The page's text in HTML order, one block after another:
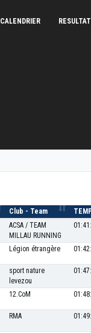
CALENDRIER
Club - Team
ACSA / TEAM
MILLAU RUNNING
Légion étrangère
sport nature
levezou
12.CoM
RMA